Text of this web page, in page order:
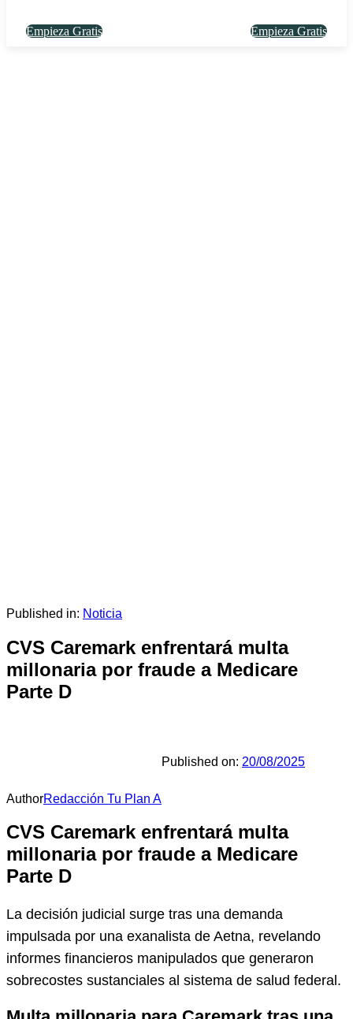
Empieza Gratis Empieza Gratis
Published in: Noticia
CVS Caremark enfrentará multa
millonaria por fraude a Medicare
Parte D
AuthorRedacción Tu Plan A
Published on: 20/08/2025
CVS Caremark enfrentará multa
millonaria por fraude a Medicare
Parte D
La decisión judicial surge tras una demanda
impulsada por una exanalista de Aetna, revelando
informes financieros manipulados que generaron
sobrecostes sustanciales al sistema de salud federal.